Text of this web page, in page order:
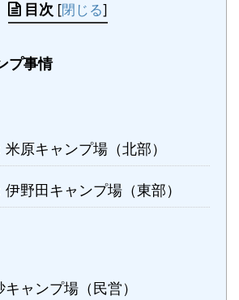
目次 [閉じる]
プ事情
原キャンプ場（北部）
野田キャンプ場（東部）
ャンプ場（民営）